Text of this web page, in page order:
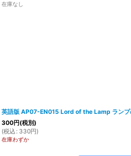
在庫なし
英語版 AP07-EN015 Lord of the Lamp ランプ
300円(税別)
(税込 : 330円)
在庫わずか